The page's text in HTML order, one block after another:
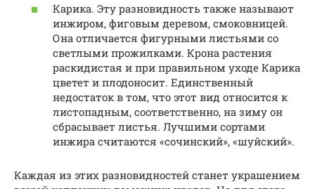
Карика. Эту разновидность также называют
инжиром, фиговым деревом, смоковницей.
Она отличается фигурными листьями со
светлыми прожилками. Крона растения
раскидистая и при правильном уходе Карика
цветет и плодоносит. Единственный
недостаток в том, что этот вид относится к
листопадным, соответственно, на зиму он
сбрасывает листья. Лучшими сортами
инжира считаются «сочинский», «шуйский».
Каждая из этих разновидностей станет украшением